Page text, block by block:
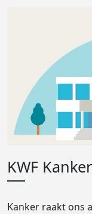
KWF
Kanker raakt ons